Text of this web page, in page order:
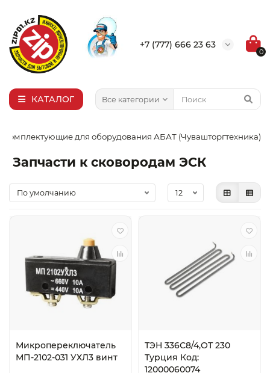
+7 (777) 666 23 63
0
КАТАЛОГ Все категории
Комплектующие для оборудования АБАТ (Чувашторгтехника)
Запчасти к сковородам ЭСК
Микропереключатель
МП-2102-031 УХЛ3 винт
ТЭН 336С8/4,ОТ 230
Турция Код:
12000060074
Выбор города
Алма-Ата
Актау